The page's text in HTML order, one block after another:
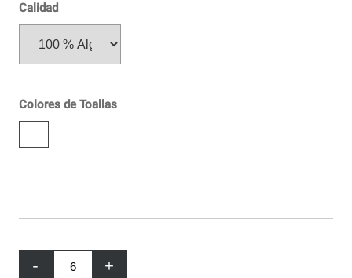
Calidad
Colores de Toallas
- +